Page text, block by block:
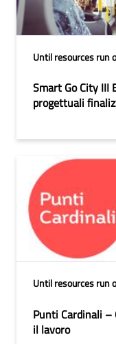
Until resources run
Smart Go City III
progettuali
Until resources run
Punti Cardinali
il lavoro